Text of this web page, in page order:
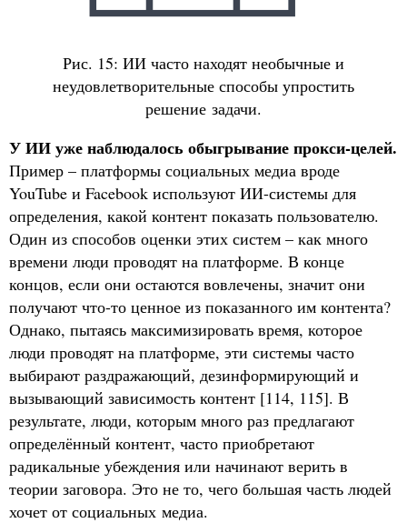
Рис. 15: ИИ часто находят необычные и
неудовлетворительные способы упростить
решение задачи.
У ИИ уже наблюдалось обыгрывание прокси-целей.
Пример – платформы социальных медиа вроде
YouTube и Facebook используют ИИ-системы для
определения, какой контент показать пользователю.
Один из способов оценки этих систем – как много
времени люди проводят на платформе. В конце
концов, если они остаются вовлечены, значит они
получают что-то ценное из показанного им контента?
Однако, пытаясь максимизировать время, которое
люди проводят на платформе, эти системы часто
выбирают раздражающий, дезинформирующий и
вызывающий зависимость контент [114, 115]. В
результате, люди, которым много раз предлагают
определённый контент, часто приобретают
радикальные убеждения или начинают верить в
теории заговора. Это не то, чего большая часть людей
хочет от социальных медиа.